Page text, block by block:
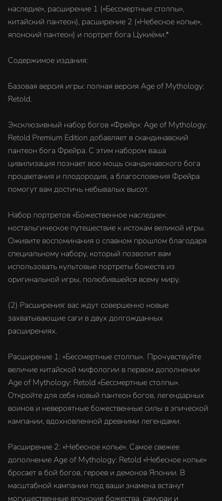
наследие», расширение 1 («Бессмертные столпы»,
китайский пантеон), расширение 2 («Небесное копье»,
японский пантеон) и портрет бога Цукиёми.*
Содержимое издания:
Базовая версия игры: полная версия Age of Mythology:
Retold.
Эксклюзивный набор богов «Фрейр»: Age of Mythology:
Retold Premium Edition добавляет в скандинавский
пантеон бога Фрейра. С этим набором ваша
цивилизация познает всю мощь скандинавского бога
процветания и плодородия, а благословения Фрейра
помогут вам достичь небывалых высот.
Набор портретов «Божественное наследие»:
ностальгическое путешествие к истокам великой игры.
Оживите воспоминания о славном прошлом благодаря
специальному набору, который позволит вам
использовать культовые портреты божеств из
оригинальной игры, полюбившейся всему миру.
(2) Расширения: вас ждут совершенно новые
захватывающие саги в двух долгожданных
расширениях.
Расширение 1: «Бессмертные столпы». Прочувствуйте
величие китайской мифологии в первом дополнении
Age of Mythology: Retold «Бессмертные столпы».
Откройте для себя новый пантеон богов, легендарных
воинов и невероятные божественные силы в эпической
кампании, вдохновленной древними легендами.
Расширение 2: «Небесное копье». Самое свежее
дополнение Age of Mythology: Retold «Небесное копье»
бросает в бой богов, героев и демонов Японии. В
масштабной кампании под ваши знамена встанут
могущественные японские божества, самураи и